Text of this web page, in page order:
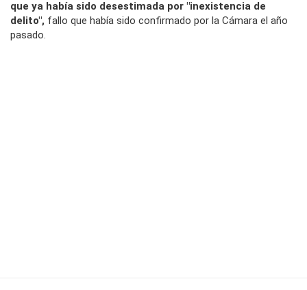
que ya había sido desestimada por "inexistencia de
delito", fallo que había sido confirmado por la Cámara el año
pasado.